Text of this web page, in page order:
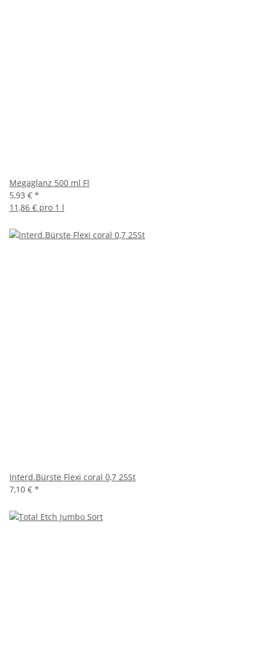
Megaglanz 500 ml Fl
5,93 € *
11,86 € pro 1 l
Interd.Bürste Flexi coral 0,7 25St
7,10 € *